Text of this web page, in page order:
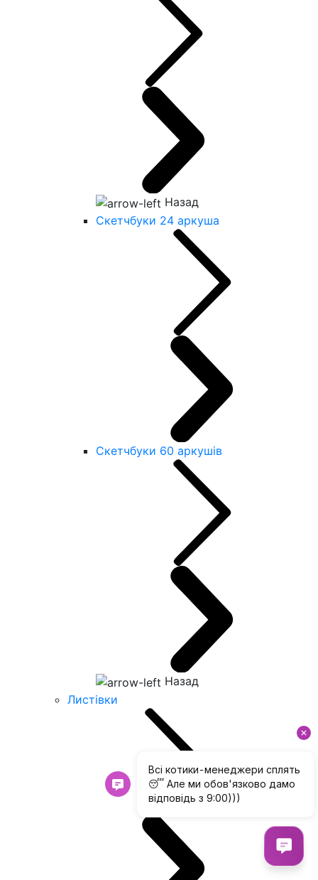
Назад
Скетчбуки 24 аркуша
Скетчбуки 60 аркушів
Назад
Листівки